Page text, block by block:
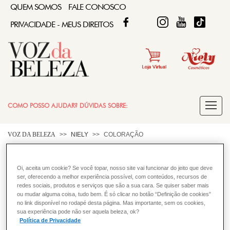
QUEM SOMOS
FALE CONOSCO
PRIVACIDADE - MEUS DIREITOS
FACEBOOK
TWITTERFIQUE DIVAFIQUE DIVA
COMO POSSO AJUDAR? DÚVIDAS SOBRE:
COLORAÇÃO
CABELO
VOZ DA BELEZA NIELY COLORAÇÃO
Existe o risco que eu queime o
meu couro cabeludo com tintura?
Nossos produtos de coloração são cientificamente
testados e aprovados para respeitar a sensibilidade da sua
pele e docouro cabeludo
Oi, aceita um cookie? Se você topar, nosso site vai funcionar do jeito que deve
ser, oferecendo a melhor experiência possível, com conteúdos, recursos de
redes sociais, produtos e serviços que são a sua cara. Se quiser saber mais
ou mudar alguma coisa, tudo bem. É só clicar no botão “Definição de cookies”
no link disponível no rodapé desta página. Mas importante, sem os cookies,
sua experiência pode não ser aquela beleza, ok?
Política de Privacidade